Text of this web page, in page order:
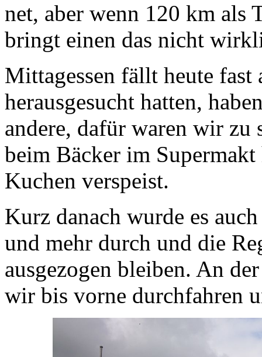
net, aber wenn 120 km als
bringt einen das nicht
Mittagessen fällt heute fast
herausgesucht hatten,
andere, dafür waren wir
beim Bäcker im
Kuchen verspeist.
Kurz danach wurde es
und mehr durch und die
ausgezogen bleiben. An
wir bis vorne durchfahren